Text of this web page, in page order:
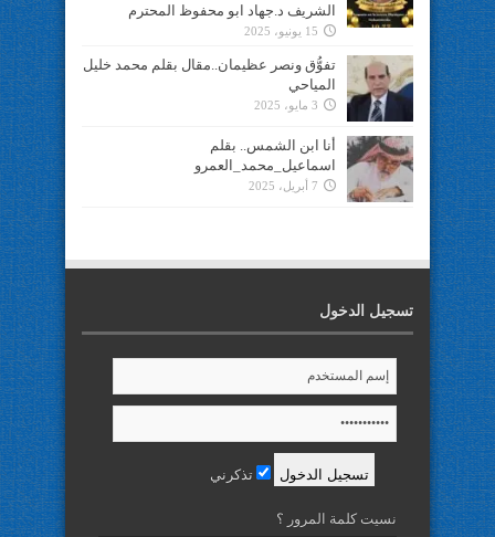
الشريف د.جهاد ابو محفوظ المحترم
15 يونيو، 2025
تفوُّق ونصر عظيمان..مقال بقلم محمد خليل
المياحي
3 مايو، 2025
أنا ابن الشمس.. بقلم
اسماعيل_محمد_العمرو
7 أبريل، 2025
تسجيل الدخول
تذكرني
نسيت كلمة المرور ؟